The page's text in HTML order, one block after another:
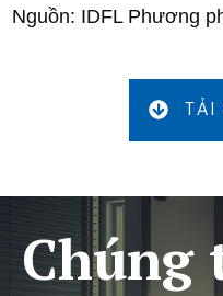
Nguồn: IDFL Phương
TẢI
Chúng